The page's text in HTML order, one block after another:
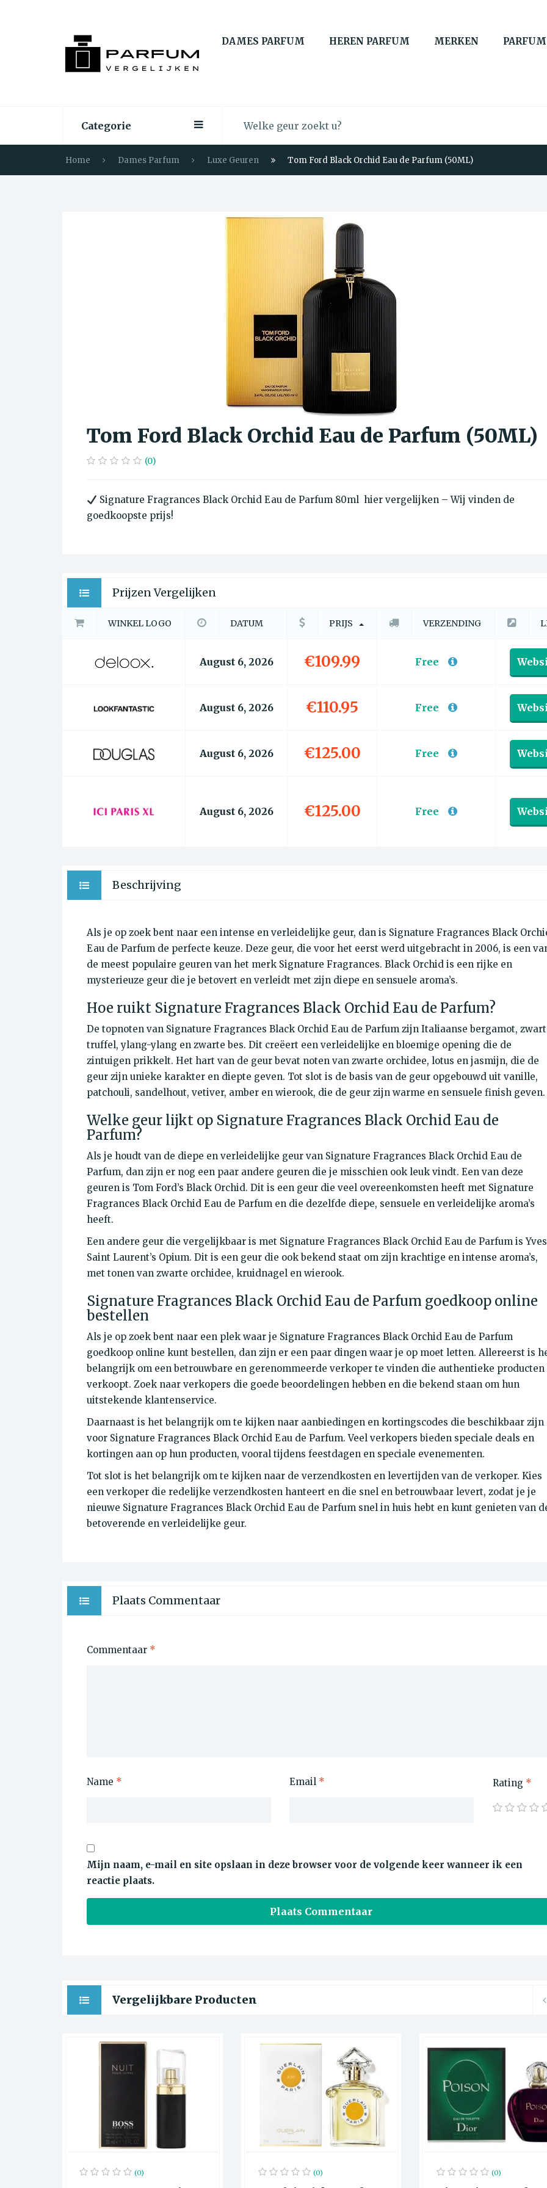
DAMES PARFUM HEREN PARFUM MERKEN
Categorie
Home Dames Parfum Luxe Geuren Tom Ford Black Orchid Eau de Parfum (50ML)
Tom Ford Black Orchid Eau de Parfum (50ML)
(0)
Signature Fragrances Black Orchid Eau de Parfum 80ml hier vergelijken – Wij vinden de
goedkoopste prijs!
Prijzen Vergelijken
WINKEL LOGO DATUM PRIJS VERZENDING
August 6, 2026 €109.99 Free
August 6, 2026 €110.95 Free
August 6, 2026 €125.00 Free
August 6, 2026 €125.00 Free
Beschrijving
Als je op zoek bent naar een intense en verleidelijke geur, dan is Signature Fragrances Black
Eau de Parfum de perfecte keuze. Deze geur, die voor het eerst werd uitgebracht in 2006, is een
de meest populaire geuren van het merk Signature Fragrances. Black Orchid is een rijke en
mysterieuze geur die je betovert en verleidt met zijn diepe en sensuele aroma’s.
Hoe ruikt Signature Fragrances Black Orchid Eau de Parfum?
De topnoten van Signature Fragrances Black Orchid Eau de Parfum zijn Italiaanse bergamot,
truffel, ylang-ylang en zwarte bes. Dit creëert een verleidelijke en bloemige opening die de
zintuigen prikkelt. Het hart van de geur bevat noten van zwarte orchidee, lotus en jasmijn, die de
geur zijn unieke karakter en diepte geven. Tot slot is de basis van de geur opgebouwd uit vanille,
patchouli, sandelhout, vetiver, amber en wierook, die de geur zijn warme en sensuele finish geven.
Welke geur lijkt op Signature Fragrances Black Orchid Eau de
Parfum?
Als je houdt van de diepe en verleidelijke geur van Signature Fragrances Black Orchid Eau de
Parfum, dan zijn er nog een paar andere geuren die je misschien ook leuk vindt. Een van deze
geuren is Tom Ford’s Black Orchid. Dit is een geur die veel overeenkomsten heeft met Signature
Fragrances Black Orchid Eau de Parfum en die dezelfde diepe, sensuele en verleidelijke aroma’s
heeft.
Een andere geur die vergelijkbaar is met Signature Fragrances Black Orchid Eau de Parfum is Yves
Saint Laurent’s Opium. Dit is een geur die ook bekend staat om zijn krachtige en intense aroma’s,
met tonen van zwarte orchidee, kruidnagel en wierook.
Signature Fragrances Black Orchid Eau de Parfum goedkoop online
bestellen
Als je op zoek bent naar een plek waar je Signature Fragrances Black Orchid Eau de Parfum
goedkoop online kunt bestellen, dan zijn er een paar dingen waar je op moet letten. Allereerst is
belangrijk om een betrouwbare en gerenommeerde verkoper te vinden die authentieke producten
verkoopt. Zoek naar verkopers die goede beoordelingen hebben en die bekend staan om hun
uitstekende klantenservice.
Daarnaast is het belangrijk om te kijken naar aanbiedingen en kortingscodes die beschikbaar zijn
voor Signature Fragrances Black Orchid Eau de Parfum. Veel verkopers bieden speciale deals en
kortingen aan op hun producten, vooral tijdens feestdagen en speciale evenementen.
Tot slot is het belangrijk om te kijken naar de verzendkosten en levertijden van de verkoper. Kies
een verkoper die redelijke verzendkosten hanteert en die snel en betrouwbaar levert, zodat je je
nieuwe Signature Fragrances Black Orchid Eau de Parfum snel in huis hebt en kunt genieten van
betoverende en verleidelijke geur.
Plaats Commentaar
Commentaar *
Name * Email * Rating *
Mijn naam, e-mail en site opslaan in deze browser voor de volgende keer wanneer ik een
reactie plaats.
Vergelijkbare Producten
(0) (0) (0)